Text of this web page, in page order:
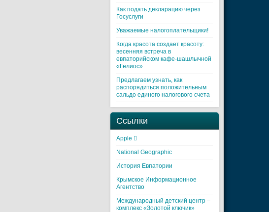
Как подать декларацию через
Госуслуги
Уважаемые налогоплательщики!
Когда красота создает красоту:
весенняя встреча в
евпаторийском кафе-шашлычной
«Гелиос»
Предлагаем узнать, как
распорядиться положительным
сальдо единого налогового счета
Ссылки
Apple 
National Geographic
История Евпатории
Крымское Информационное
Агентство
Международный детский центр –
комплекс «Золотой ключик»